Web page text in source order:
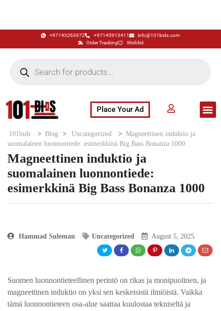
+97143263972 +97145913411
info@101bids.com
Order Tracking
Wishlist
Place Your Ad
101bids > Blog > Uncategorized > Magneettinen induktio ja
suomalainen luonnontiede: esimerkkinä Big Bass Bonanza 1000
Magneettinen induktio ja
suomalainen luonnontiede:
esimerkkinä Big Bass Bonanza 1000
Hammad Suleman Uncategorized August 5, 2025
Suomen luonnontieteellinen perintö on rikas ja monipuolinen, ja
magneettinen induktio on yksi sen keskeisistä ilmiöistä. Vaikka
tämä luonnontieteen osa-alue saattaa kuulostaa tekniseltä ja